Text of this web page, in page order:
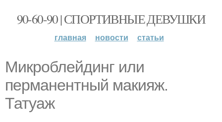
90-60-90 | СПОРТИВНЫЕ ДЕВУШКИ
главная новости статьи
Микроблейдинг или
перманентный макияж.
Татуаж